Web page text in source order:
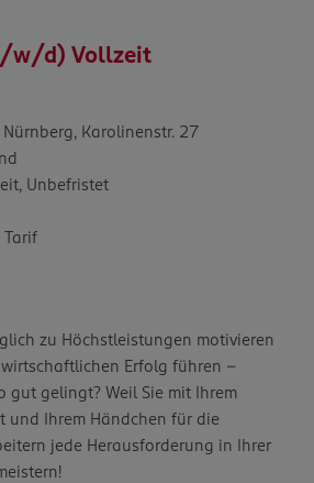
w/d) Vollzeit
Karolinenstr. 27
Unbefristet
Tarif
zu Höchstleistungen motivieren
Erfolg führen –
gut gelingt? Weil Sie mit Ihrem
und Ihrem Händchen für die
jede Herausforderung in Ihrer